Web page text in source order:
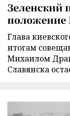
Зеленский
положение
Глава
итогам
Михаилом
Славянска